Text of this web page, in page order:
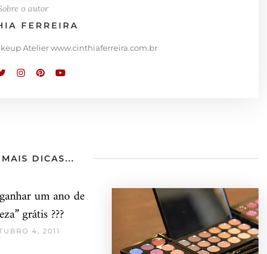
o autor
FERREIRA
Atelier www.cinthiaferreira.com.br
DICAS...
um ano de
grátis ???
4, 2011